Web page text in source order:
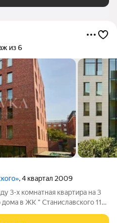
из 6
, 4 квартал 2009
3-х комнатная квартира на 3
в ЖК " Станиславского 11".